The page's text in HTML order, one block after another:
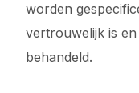
worden
vertrouwelijk is
behandeld.